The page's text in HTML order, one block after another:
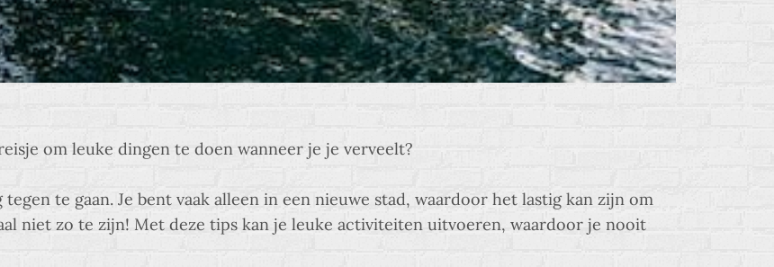
om leuke dingen te doen wanneer je je verveelt?
te gaan. Je bent vaak alleen in een nieuwe stad, waardoor het lastig kan zijn om
niet zo te zijn! Met deze tips kan je leuke activiteiten uitvoeren, waardoor je nooit